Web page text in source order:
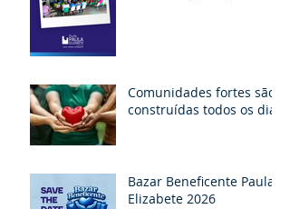
Comunidades fortes são
construídas todos os dias
Bazar Beneficente Paula
Elizabete 2026